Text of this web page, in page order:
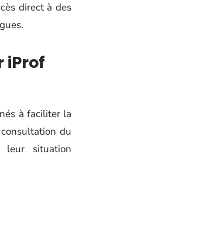
direct à des
iProf
à faciliter la
du
situation